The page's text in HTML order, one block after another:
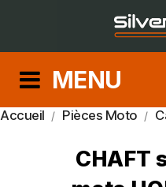
MENU
Accueil Pièces Moto
CHAFT